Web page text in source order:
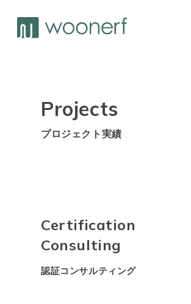
Projects
プロジェクト実績
Certification
Consulting
認証コンサルティング